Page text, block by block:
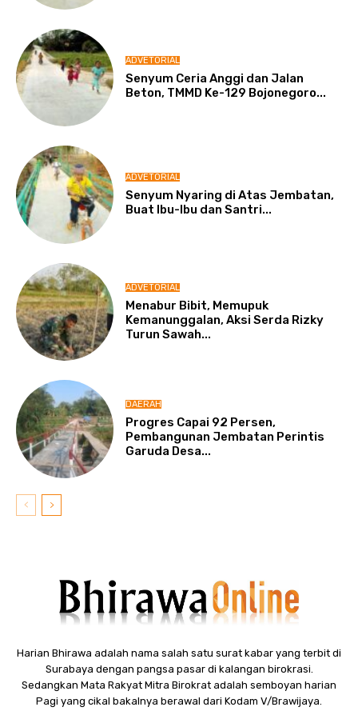
ADVETORIAL
Senyum Ceria Anggi dan Jalan
Beton, TMMD Ke-129 Bojonegoro...
ADVETORIAL
Senyum Nyaring di Atas Jembatan,
Buat Ibu-Ibu dan Santri...
ADVETORIAL
Menabur Bibit, Memupuk
Kemanunggalan, Aksi Serda Rizky
Turun Sawah...
DAERAH
Progres Capai 92 Persen,
Pembangunan Jembatan Perintis
Garuda Desa...
Harian Bhirawa adalah nama salah satu surat kabar yang terbit di
Surabaya dengan pangsa pasar di kalangan birokrasi.
Sedangkan Mata Rakyat Mitra Birokrat adalah semboyan harian
Pagi yang cikal bakalnya berawal dari Kodam V/Brawijaya.